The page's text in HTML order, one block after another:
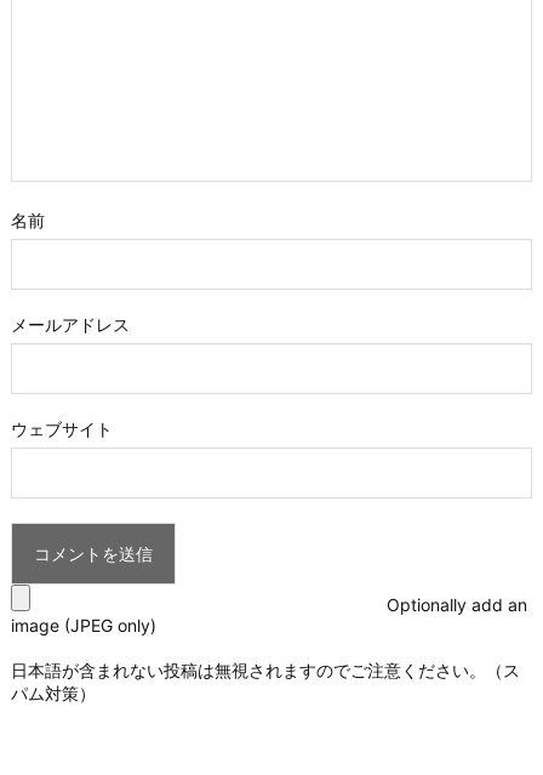
名前
メールアドレス
ウェブサイト
Optionally add an
image (JPEG only)
日本語が含まれない投稿は無視されますのでご注意ください。（ス
パム対策）